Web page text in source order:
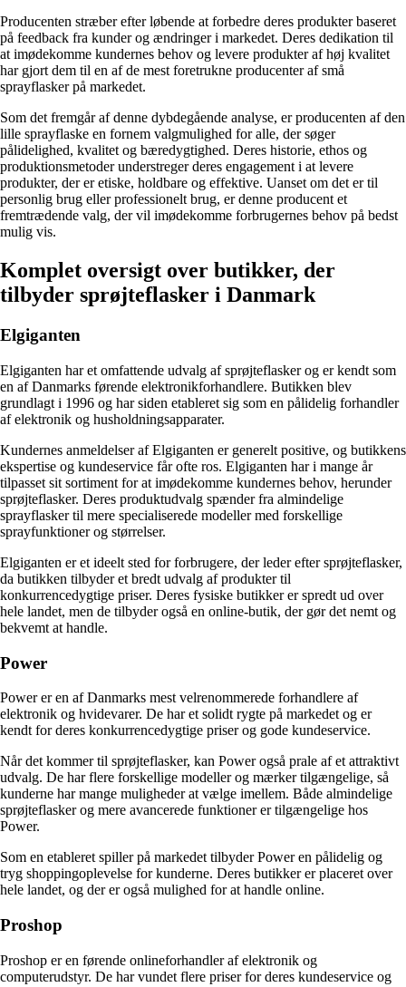
Producenten stræber efter løbende at forbedre deres produkter baseret
på feedback fra kunder og ændringer i markedet. Deres dedikation til
at imødekomme kundernes behov og levere produkter af høj kvalitet
har gjort dem til en af de mest foretrukne producenter af små
sprayflasker på markedet.
Som det fremgår af denne dybdegående analyse, er producenten af den
lille sprayflaske en fornem valgmulighed for alle, der søger
pålidelighed, kvalitet og bæredygtighed. Deres historie, ethos og
produktionsmetoder understreger deres engagement i at levere
produkter, der er etiske, holdbare og effektive. Uanset om det er til
personlig brug eller professionelt brug, er denne producent et
fremtrædende valg, der vil imødekomme forbrugernes behov på bedst
mulig vis.
Komplet oversigt over butikker, der
tilbyder sprøjteflasker i Danmark
Elgiganten
Elgiganten har et omfattende udvalg af sprøjteflasker og er kendt som
en af Danmarks førende elektronikforhandlere. Butikken blev
grundlagt i 1996 og har siden etableret sig som en pålidelig forhandler
af elektronik og husholdningsapparater.
Kundernes anmeldelser af Elgiganten er generelt positive, og butikkens
ekspertise og kundeservice får ofte ros. Elgiganten har i mange år
tilpasset sit sortiment for at imødekomme kundernes behov, herunder
sprøjteflasker. Deres produktudvalg spænder fra almindelige
sprayflasker til mere specialiserede modeller med forskellige
sprayfunktioner og størrelser.
Elgiganten er et ideelt sted for forbrugere, der leder efter sprøjteflasker,
da butikken tilbyder et bredt udvalg af produkter til
konkurrencedygtige priser. Deres fysiske butikker er spredt ud over
hele landet, men de tilbyder også en online-butik, der gør det nemt og
bekvemt at handle.
Power
Power er en af Danmarks mest velrenommerede forhandlere af
elektronik og hvidevarer. De har et solidt rygte på markedet og er
kendt for deres konkurrencedygtige priser og gode kundeservice.
Når det kommer til sprøjteflasker, kan Power også prale af et attraktivt
udvalg. De har flere forskellige modeller og mærker tilgængelige, så
kunderne har mange muligheder at vælge imellem. Både almindelige
sprøjteflasker og mere avancerede funktioner er tilgængelige hos
Power.
Som en etableret spiller på markedet tilbyder Power en pålidelig og
tryg shoppingoplevelse for kunderne. Deres butikker er placeret over
hele landet, og der er også mulighed for at handle online.
Proshop
Proshop er en førende onlineforhandler af elektronik og
computerudstyr. De har vundet flere priser for deres kundeservice og